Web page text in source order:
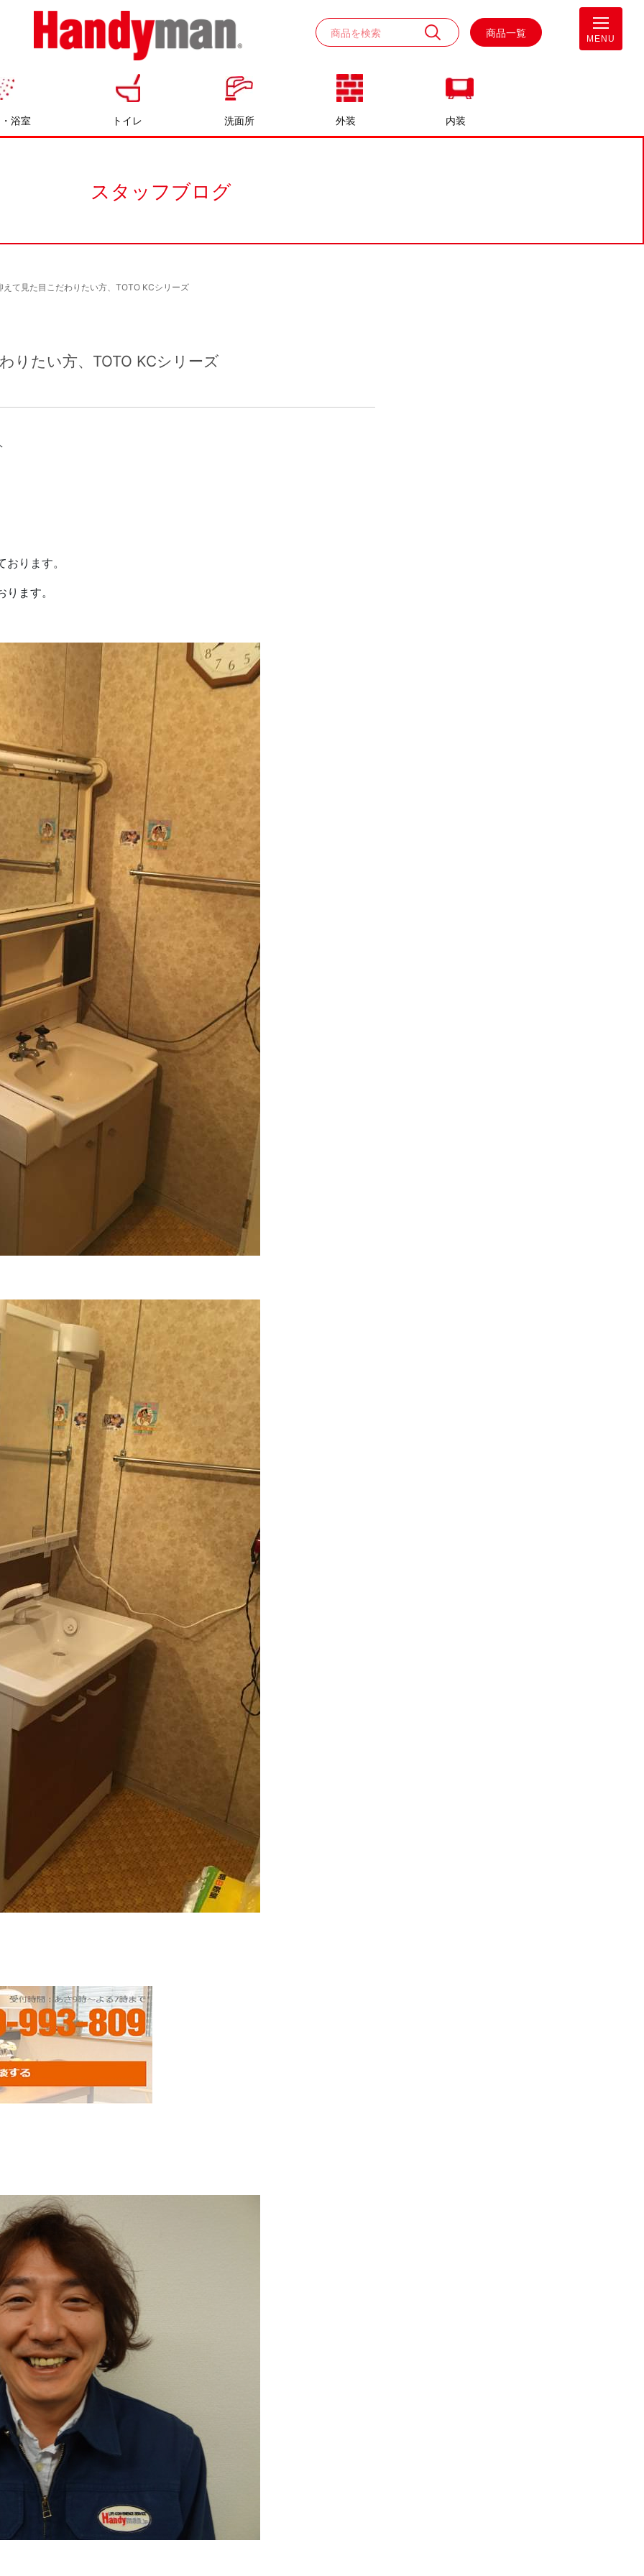
お風呂やキッチンのリフォームならハン
商品一覧
浴室 トイレ 洗面所 外装 内装
MENU
スタッフブログ
えて見た目こだわりたい方、TOTO KCシリーズ
りたい方、TOTO KCシリーズ
グカテゴリー
ります。
ます。